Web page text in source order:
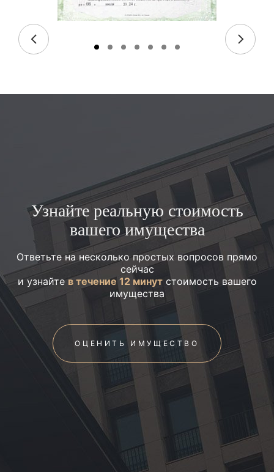
Узнайте реальную стоимость
вашего имущества
Ответьте на несколько простых вопросов прямо
сейчас
и узнайтев течение 12 минутстоимость вашего
имущества
ОЦЕНИТЬ ИМУЩЕСТВО